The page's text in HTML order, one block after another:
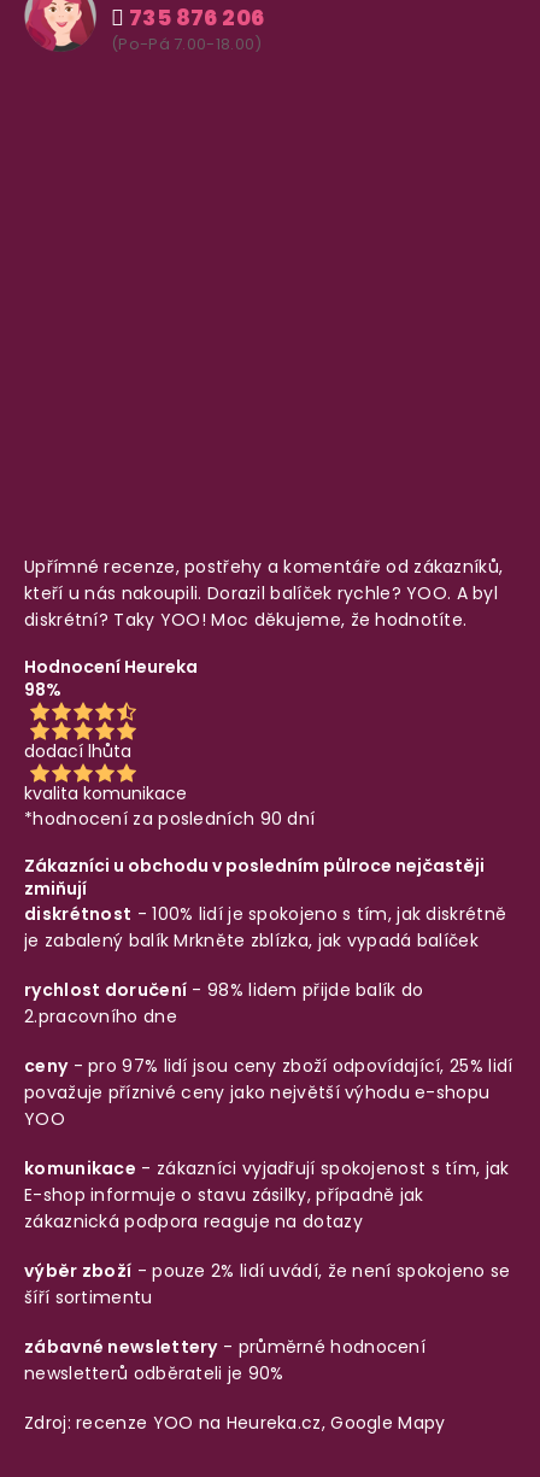
735 876 206
(Po-Pá 7.00-18.00)
Upřímné recenze, postřehy a komentáře od zákazníků,
kteří u nás nakoupili. Dorazil balíček rychle? YOO. A byl
diskrétní? Taky YOO! Moc děkujeme, že hodnotíte.
Hodnocení Heureka
98%
dodací lhůta
kvalita komunikace
*hodnocení za posledních 90 dní
Zákazníci u obchodu v posledním půlroce nejčastěji
zmiňují
diskrétnost - 100% lidí je spokojeno s tím, jak diskrétně
je zabalený balíkMrkněte zblízka, jak vypadá balíček
rychlost doručení - 98% lidem přijde balík do
2.pracovního dne
ceny- pro 97% lidí jsou ceny zboží odpovídající, 25% lidí
považuje příznivé ceny jako největší výhodu e-shopu
YOO
komunikace - zákazníci vyjadřují spokojenost s tím, jak
E-shop informuje o stavu zásilky, případně jak
zákaznická podpora reaguje na dotazy
výběr zboží - pouze 2% lidí uvádí, že není spokojeno se
šíří sortimentu
zábavné newslettery- průměrné hodnocení
newsletterů odběrateli je 90%
Zdroj: recenze YOO na Heureka.cz,Google Mapy